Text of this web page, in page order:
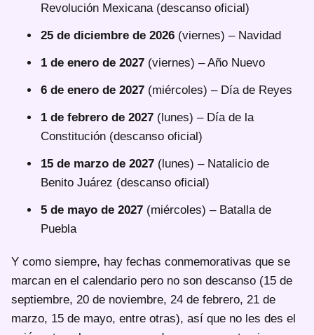
Revolución Mexicana (descanso oficial)
25 de diciembre de 2026 (viernes) – Navidad
1 de enero de 2027 (viernes) – Año Nuevo
6 de enero de 2027 (miércoles) – Día de Reyes
1 de febrero de 2027 (lunes) – Día de la
Constitución (descanso oficial)
15 de marzo de 2027 (lunes) – Natalicio de
Benito Juárez (descanso oficial)
5 de mayo de 2027 (miércoles) – Batalla de
Puebla
Y como siempre, hay fechas conmemorativas que se
marcan en el calendario pero no son descanso (15 de
septiembre, 20 de noviembre, 24 de febrero, 21 de
marzo, 15 de mayo, entre otras), así que no les des el